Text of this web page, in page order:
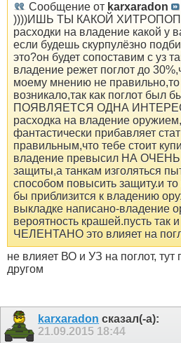
Сообщение от karxaradon
))))ИШЬ ТЫ КАКОЙ
расходки на владение какой у
если будешь скурпулёзно
это?он будет сопоставим с уз
владение режет поглот до
моему мнению не
возникало,так как поглот был
ПОЯВЛЯЕТСЯ ОДНА
расходка на владение
фантастически прибавляет
правильным,что тебе стоит
владение превысил НА
защиты,а танкам изголяться
способом повысить защиту.и то
бы приблизится к владению
выкладке написано-владение
вероятность крашей.пусть так
ЧЕЛЕНТАНО это влияет на
не влияет ВО и УЗ на поглот,
другом
karxaradon сказал(-а):
21.09.2015 18:44